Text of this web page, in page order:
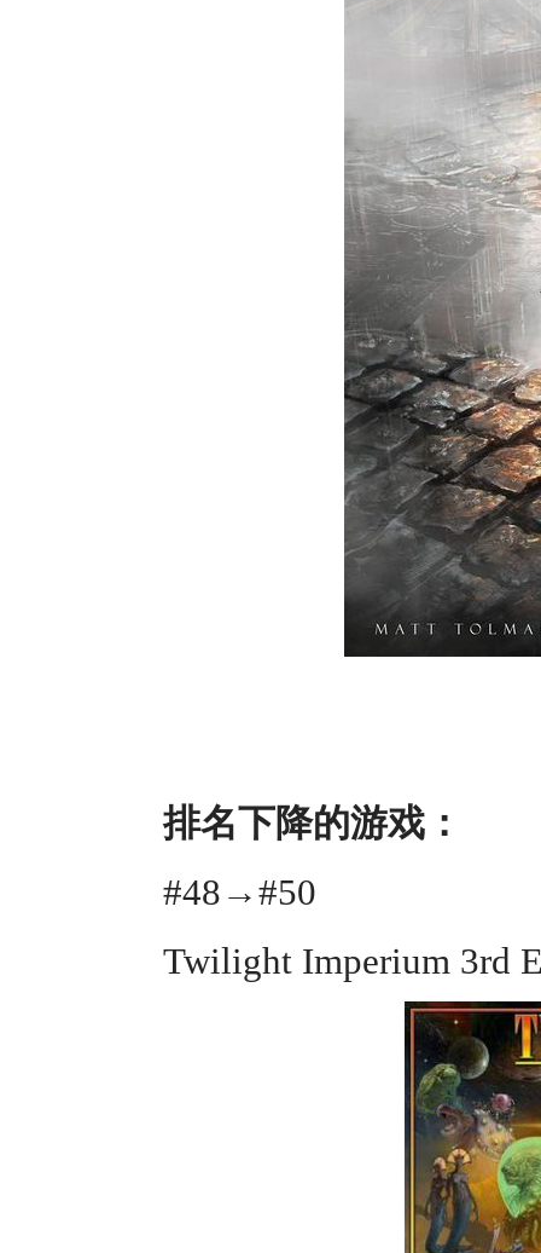
排名下降的游戏：
#48→#50
Twilight Imperium 3rd